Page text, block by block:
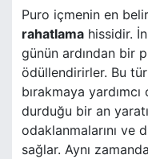
Puro içmenin en
rahatlama hissidir.
günün ardından bir
ödüllendirirler. Bu
bırakmaya
durduğu bir an
odaklanmalarını ve
sağlar. Aynı